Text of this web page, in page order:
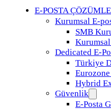
E-POSTA
Kurumsal E-
SMB
Dedicated E-
Türkiye
Hybrid
Güvenlik
E-Posta